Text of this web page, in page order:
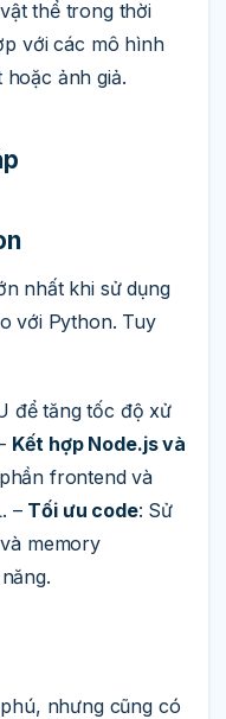
thể trong thời
với các mô hình
ảnh giả.
nhất khi sử dụng
với Python. Tuy
để tăng tốc độ xử
Kết hợp Node.js và
frontend và
– Tối ưu code: Sử
memory
nhưng cũng có